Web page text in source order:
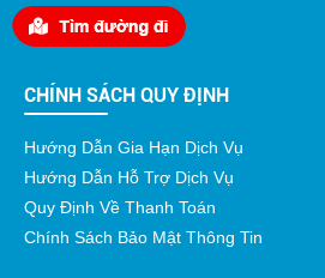
CHÍNH SÁCH QUY ĐỊNH
Hướng Dẫn Gia Hạn Dịch Vụ
Hướng Dẫn Hỗ Trợ Dịch Vụ
Quy Định Về Thanh Toán
Chính Sách Bảo Mật Thông Tin